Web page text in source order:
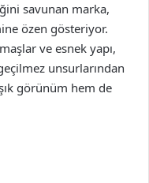
savunan marka,
özen gösteriyor.
ve esnek yapı,
unsurlarından
görünüm hem de